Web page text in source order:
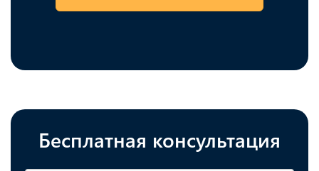
Бесплатная консультация